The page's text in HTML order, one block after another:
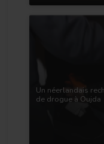
Un néerlandais
de drogue à Oujda